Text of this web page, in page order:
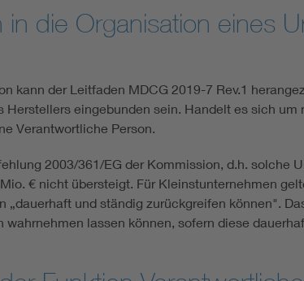
die Organisation eines
kann der Leitfaden MDCG 2019-7 Rev.1
eingebunden sein. Handelt es sich um
Verantwortliche Person.
2003/361/EG der Kommission, d.h. solche
€ nicht übersteigt. Für Kleinstunternehmen
und ständig zurückgreifen können".
lassen können, sofern diese